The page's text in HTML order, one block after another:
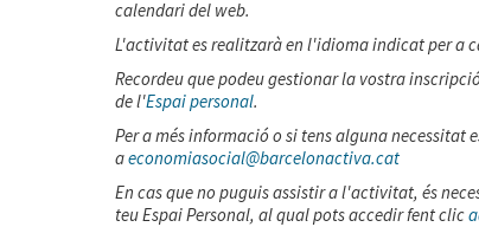
calendari del web.
L'activitat es realitzarà en l'idioma indicat per a
Recordeu que podeu gestionar la vostra
de l'Espai personal.
Per a més informació o si tens alguna
aeconomiasocial@barcelonactiva.cat
En cas que no puguis assistir a l'activitat, és
teu Espai Personal, al qual pots accedir fent clic